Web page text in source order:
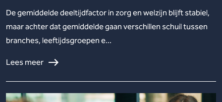
De gemiddelde deeltijdfactor in zorg en welzijn blijft stabiel,
maar achter dat gemiddelde gaan verschillen schuil tussen
branches, leeftijdsgroepen e...
Lees meer